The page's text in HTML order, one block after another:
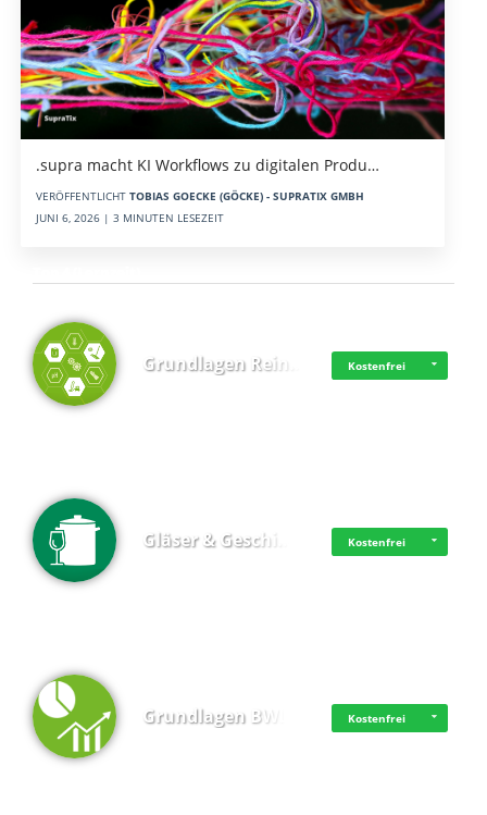
.supra macht KI Workflows zu digitalen Produ…
VERÖFFENTLICHT TOBIAS GOECKE (GÖCKE) - SUPRATIX GMBH
JUNI 6, 2026 | 3 MINUTEN LESEZEIT
Grundlagen Rein… Kostenfrei
Gläser & Geschi… Kostenfrei
Grundlagen BWL Kostenfrei